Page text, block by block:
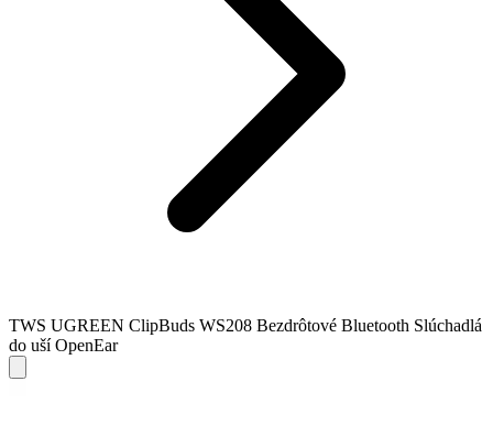
TWS UGREEN ClipBuds WS208 Bezdrôtové Bluetooth Slúchadlá
do uší OpenEar